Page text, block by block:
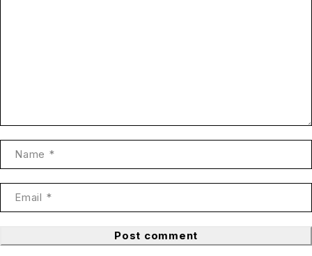
Post comment